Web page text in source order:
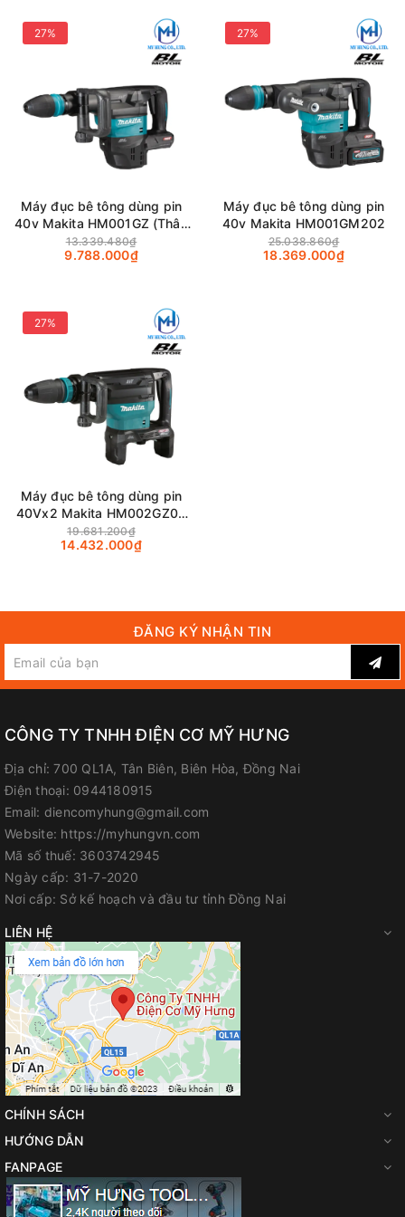
27%
Máy đục bê tông dùng pin
40v Makita HM001GZ (Thân
máy)
13.339.480₫
9.788.000₫
27%
Máy đục bê tông dùng pin
40v Makita HM001GM202
25.038.860₫
18.369.000₫
27%
Máy đục bê tông dùng pin
40Vx2 Makita HM002GZ03
(Thân máy)
19.681.200₫
14.432.000₫
ĐĂNG KÝ NHẬN TIN
CÔNG TY TNHH ĐIỆN CƠ MỸ HƯNG
Địa chỉ: 700 QL1A, Tân Biên, Biên Hòa, Đồng Nai
Điện thoại: 0944180915
Email: diencomyhung@gmail.com
Website: https://myhungvn.com
Mã số thuế: 3603742945
Ngày cấp: 31-7-2020
Nơi cấp: Sở kế hoạch và đầu tư tỉnh Đồng Nai
LIÊN HỆ
CHÍNH SÁCH
HƯỚNG DẪN
FANPAGE